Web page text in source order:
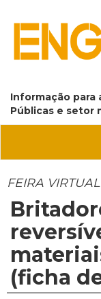
Informação para
Públicas e setor
FEIRA VIRTUAL
(ficha